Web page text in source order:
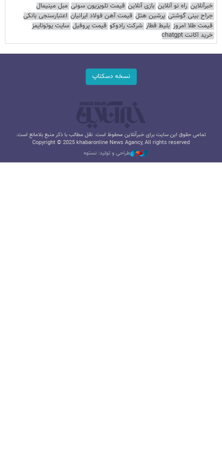
خبرآنلاین راه نو آنلاین بازی آنلاین قیمت تلویزیون سونی مبل مینیمال
جراح بینی گوشتی پرشین هتل قیمت آهن فولاد ایرانیان اعتبارسنجی بانکی
قیمت طلا امروز بلیط قطار شرکت رادوکو قیمت پروفیل سایت یوتوتایمز
خرید اکانت chatgpt
نسخه دسکتاپ
تمامی حقوق این سایت برای خبرآنلاین محفوظ است. نقل مطالب با ذکر منبع بلامانع است.
Copyright © 2025 khabaronline News Agancy, All rights reserved
طراحی و تولید: نستوه